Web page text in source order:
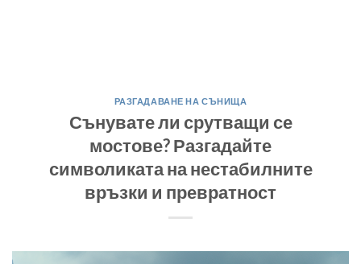
РАЗГАДАВАНЕ НА СЪНИЩА
Сънувате ли срутващи се
мостове? Разгадайте
символиката на нестабилните
връзки и превратност